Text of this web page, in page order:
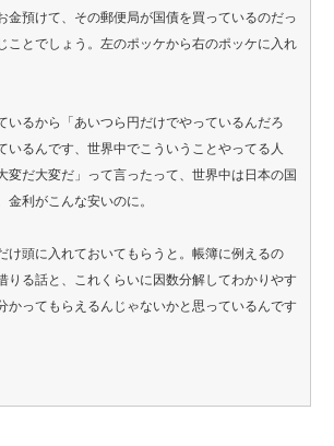
金預けて、その郵便局が国債を買っているのだっ
ことでしょう。左のポッケから右のポッケに入れ
いるから「あいつら円だけでやっているんだろ
いるんです、世界中でこういうことやってる人
変だ大変だ」って言ったって、世界中は日本の国
利がこんな安いのに。
け頭に入れておいてもらうと。帳簿に例えるの
りる話と、これくらいに因数分解してわかりやす
かってもらえるんじゃないかと思っているんです